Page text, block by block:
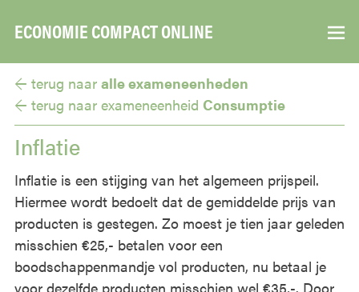
ECONOMIE COMPACT ONLINE ▼
← terug naar alle exameneenheden
← terug naar exameneenheid Consumptie
Inflatie
Inflatie is een stijging van het algemeen prijspeil.
Hiermee wordt bedoelt dat de gemiddelde prijs van
producten is gestegen. Zo moest je tien jaar geleden
misschien €25,- betalen voor een
boodschappenmandje vol producten, nu betaal je
voor dezelfde producten misschien wel €35,-. Door